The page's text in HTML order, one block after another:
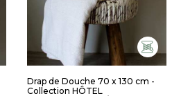
Drap de Douche 70 x 130 cm -
Collection HÔTEL